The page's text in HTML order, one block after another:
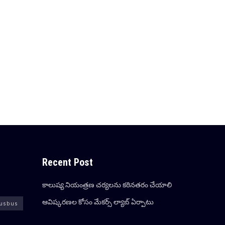
Recent Post
కాలుష్య నియంత్రణ చర్యలను కఠినతరం చేయాలి
ఆవిష్క‌ర‌ణ‌ల కోసం మేక‌ర్స్ ల్యాబ్ ఏర్పాటు